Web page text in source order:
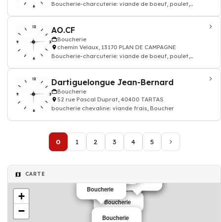
Boucherie-charcuterie: viande de boeuf, poulet,
AO.CF
Boucherie
chemin Velaux, 13170 PLAN DE CAMPAGNE
Boucherie-charcuterie: viande de boeuf, poulet,
Dartiguelongue Jean-Bernard
Boucherie
52 rue Pascal Duprat, 40400 TARTAS
boucherie chevaline: viande frais, Boucher
0 1 2 3 4 5
CARTE
Boucherie
Boucherie
Boucherie
Boucherie
+
−